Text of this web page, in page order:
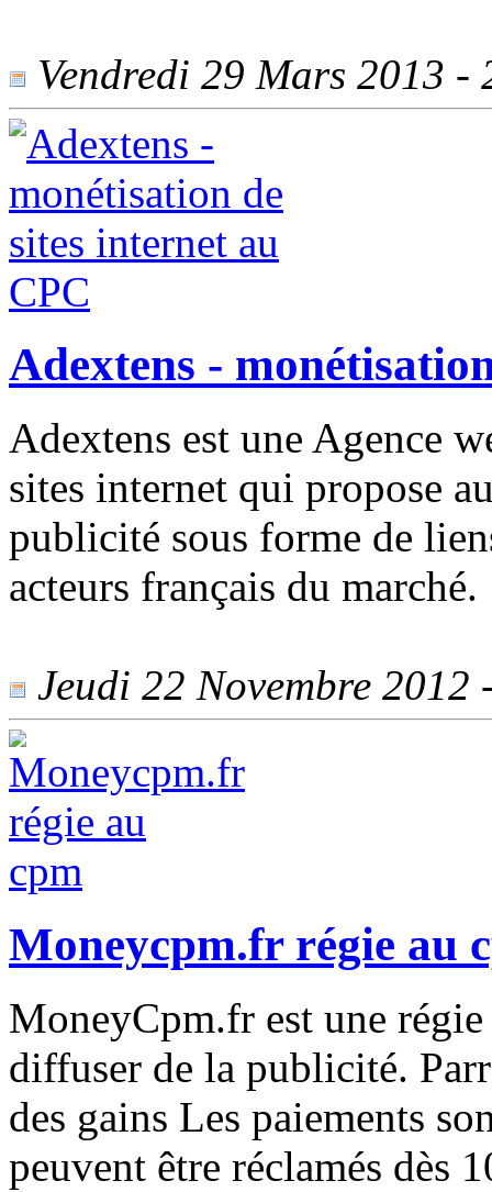
Vendredi 29 Mars 2013 -
Adextens -
Adextens est une Agence
sites internet qui propose
publicité sous forme de
acteurs français du marché.
Jeudi 22 Novembre 2012
Moneycpm.fr régie au
MoneyCpm.fr est une
diffuser de la publicité.
des gains Les paiements
peuvent être réclamés dès